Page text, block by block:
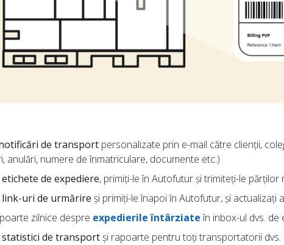
de transport personalizate prin e-mail către clienții,
anulări, numere de înmatriculare, documente etc.)
etichete de expediere, primiți-le în Autofutur și trimiteți-le părților
link-uri de urmărire și primiți-le înapoi în Autofutur, și actualizați
zilnice despre expedierile întârziateîn inbox-ul dvs. de
statistici de transportși rapoarte pentru toți transportatorii dvs.